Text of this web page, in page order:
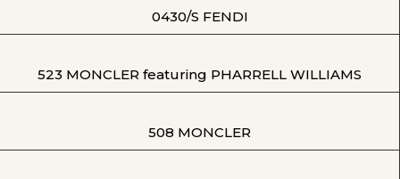
0430/S FENDI
523 MONCLER featuring PHARRELL WILLIAMS
508 MONCLER